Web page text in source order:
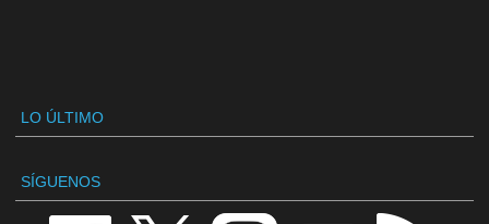
LO ÚLTIMO
SÍGUENOS